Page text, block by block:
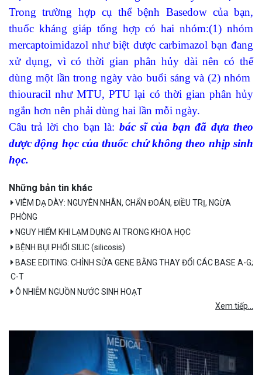
Trong trường hợp cụ thể bệnh Basedow của bạn,
thuốc kháng giáp tổng hợp có hai nhóm:(1) nhóm
mercaptoimidazol như biệt dược carbimazol bạn đang
xử dụng, vì có thời gian phân hủy dài nên có thể
dùng một lần trong ngày vào buổi sáng và (2) nhóm
thiouracil như MTU, PTU lại có thời gian phân hủy
ngắn hơn nên phải dùng hai lần mỗi ngày.
Câu trả lời cho bạn là: bác sĩ của bạn đã dựa theo
dược động học của thuốc chứ không theo nhịp sinh
học.
Những bản tin khác
VIÊM DẠ DÀY: NGUYÊN NHÂN, CHẨN ĐOÁN, ĐIỀU TRỊ, NGỪA
PHÒNG
NGUY HIỂM KHI LẠM DỤNG AI TRONG KHOA HỌC
BỆNH BỤI PHỔI SILIC (silicosis)
BASE EDITING: CHỈNH SỬA GENE BẰNG THAY ĐỔI CÁC BASE A-G;
C-T
Ô NHIỄM NGUỒN NƯỚC SINH HOẠT
Xem tiếp...